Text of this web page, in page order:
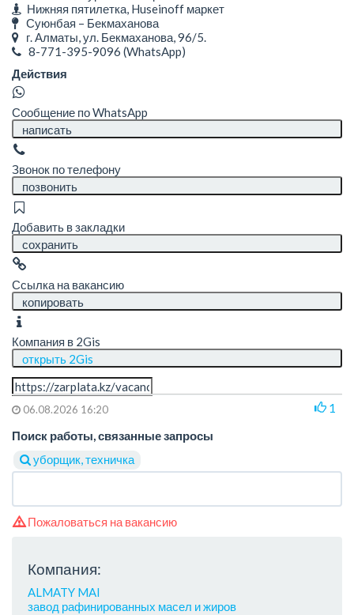
Нижняя пятилетка, Huseinoff маркет
Суюнбая – Бекмаханова
г. Алматы, ул. Бекмаханова, 96/5.
8-771-395-9096 (WhatsApp)
Действия
Сообщение по WhatsApp
написать
Звонок по телефону
позвонить
Добавить в закладки
сохранить
Ссылка на вакансию
копировать
Компания в 2Gis
открыть 2Gis
06.08.2026 16:20
1
Поиск работы, связанные запросы
уборщик, техничка
Пожаловаться на вакансию
Компания:
ALMATY MAI
завод рафинированных масел и жиров